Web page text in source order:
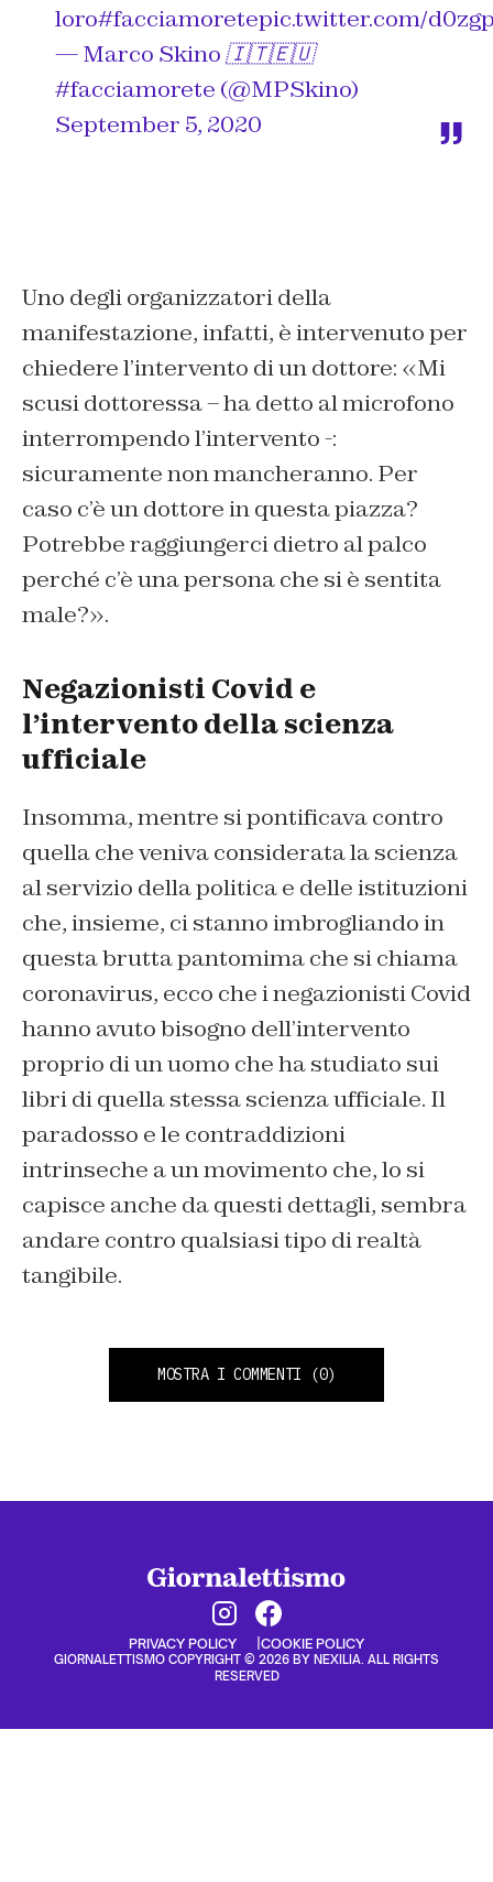
loro#facciamoretepic.twitter.com/
— Marco Skino 🇮🇹🇪🇺
#facciamorete (@MPSkino)
September 5, 2020
Uno degli organizzatori della
manifestazione, infatti, è intervenuto per
chiedere l’intervento di un dottore: «Mi
scusi dottoressa – ha detto al microfono
interrompendo l’intervento -:
sicuramente non mancheranno. Per
caso c’è un dottore in questa piazza?
Potrebbe raggiungerci dietro al palco
perché c’è una persona che si è sentita
male?».
Negazionisti Covid e
l’intervento della scienza
ufficiale
Insomma, mentre si pontificava contro
quella che veniva considerata la scienza
al servizio della politica e delle istituzioni
che, insieme, ci stanno imbrogliando in
questa brutta pantomima che si chiama
coronavirus, ecco che i negazionisti Covid
hanno avuto bisogno dell’intervento
proprio di un uomo che ha studiato sui
libri di quella stessa scienza ufficiale. Il
paradosso e le contraddizioni
intrinseche a un movimento che, lo si
capisce anche da questi dettagli, sembra
andare contro qualsiasi tipo di realtà
tangibile.
MOSTRA I COMMENTI (0)
PRIVACY POLICY COOKIE POLICY
GIORNALETTISMO COPYRIGHT © 2026 BY NEXILIA. ALL RIGHTS
RESERVED